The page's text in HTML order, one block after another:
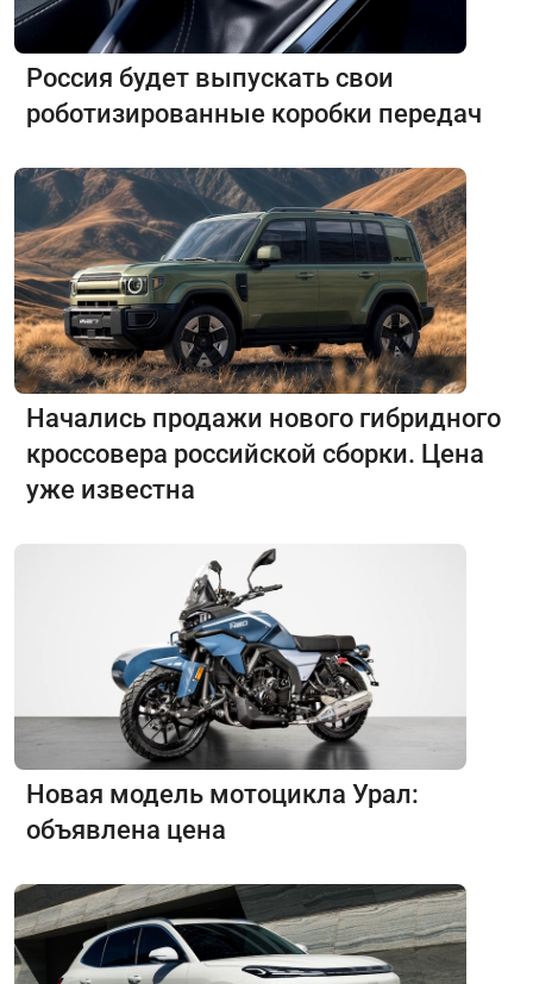
Россия будет выпускать свои
роботизированные коробки передач
Начались продажи нового гибридного
кроссовера российской сборки. Цена
уже известна
Новая модель мотоцикла Урал:
объявлена цена